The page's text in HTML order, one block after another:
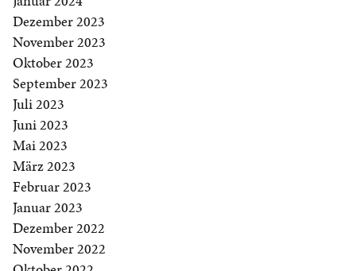
Dezember 2023
November 2023
Oktober 2023
September 2023
Juli 2023
Juni 2023
Mai 2023
März 2023
Februar 2023
Januar 2023
Dezember 2022
November 2022